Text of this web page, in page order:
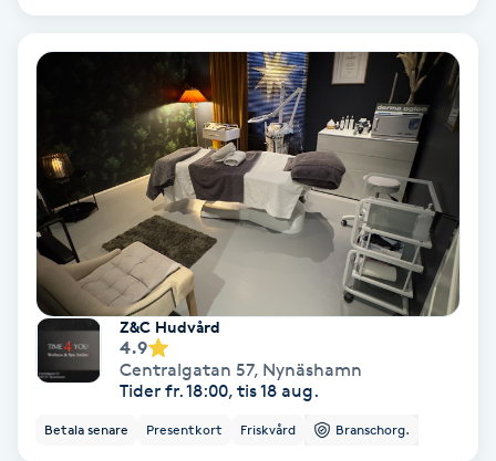
Ansiktsbehandling djuprengörande
Balayage
Bambumassage
Barber
Barnklippning
Z&C Hudvård
4.9
Centralgatan 57, Nynäshamn
Tider fr. 18:00, tis 18 aug.
Betala senare Presentkort Friskvård Branschorg.